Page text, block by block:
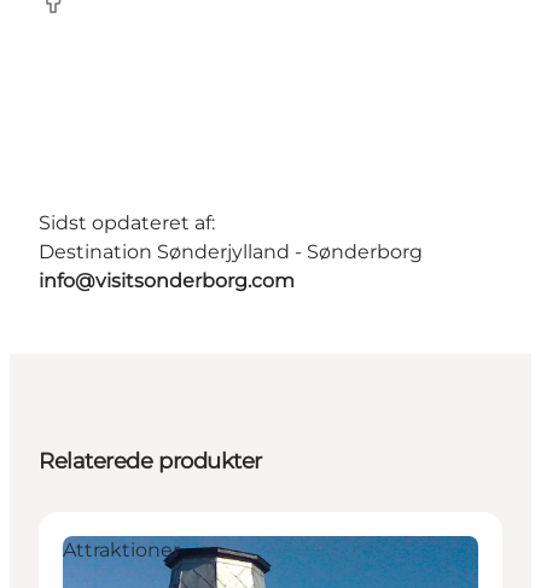
Facebook
Sidst opdateret af:
Destination Sønderjylland - Sønderborg
info@visitsonderborg.com
Relaterede produkter
Attraktioner